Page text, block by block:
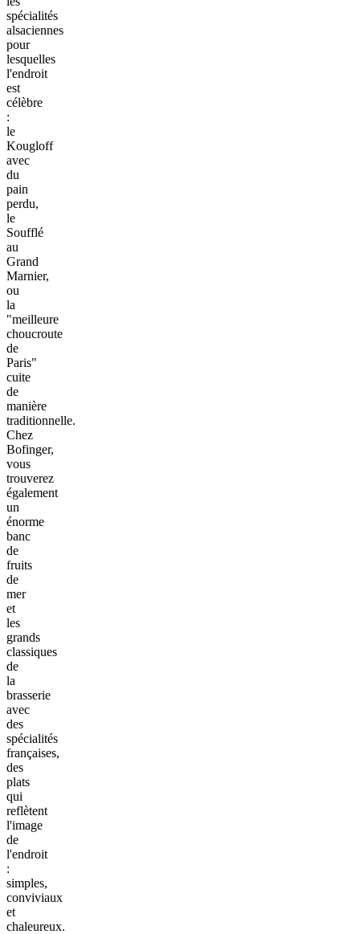
spécialités
alsaciennes
pour
lesquelles
l'endroit
est
célèbre
:
le
Kougloff
avec
du
pain
perdu,
le
Soufflé
au
Grand
Marnier,
ou
la
"meilleure
choucroute
de
Paris"
cuite
de
manière
traditionnelle.
Chez
Bofinger,
vous
trouverez
également
un
énorme
banc
de
fruits
de
mer
et
les
grands
classiques
de
la
brasserie
avec
des
spécialités
françaises,
des
plats
qui
reflètent
l'image
de
l'endroit
:
simples,
conviviaux
et
chaleureux.